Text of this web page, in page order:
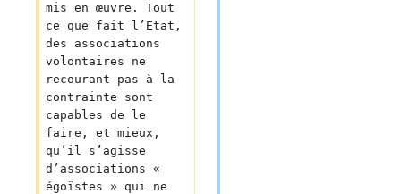
mis en œuvre. Tout
ce que fait l’Etat,
des associations
volontaires ne
recourant pas à la
contrainte sont
capables de le
faire, et mieux,
qu’il s’agisse
d’associations «
égoïstes » qui ne